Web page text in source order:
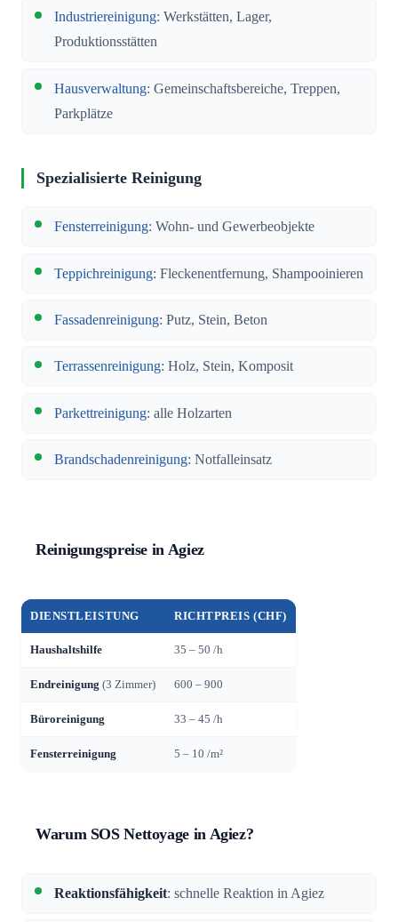
Industriereinigung: Werkstätten, Lager,
Produktionsstätten
Hausverwaltung: Gemeinschaftsbereiche, Treppen,
Parkplätze
Spezialisierte Reinigung
Fensterreinigung: Wohn- und Gewerbeobjekte
Teppichreinigung: Fleckenentfernung, Shampooinieren
Fassadenreinigung: Putz, Stein, Beton
Terrassenreinigung: Holz, Stein, Komposit
Parkettreinigung: alle Holzarten
Brandschadenreinigung: Notfalleinsatz
Reinigungspreise in Agiez
DIENSTLEISTUNG RICHTPREIS (CHF)
Haushaltshilfe 35 – 50 /h
Endreinigung (3 Zimmer) 600 – 900
Büroreinigung 33 – 45 /h
Fensterreinigung 5 – 10 /m²
Warum SOS Nettoyage in Agiez?
Reaktionsfähigkeit: schnelle Reaktion in Agiez